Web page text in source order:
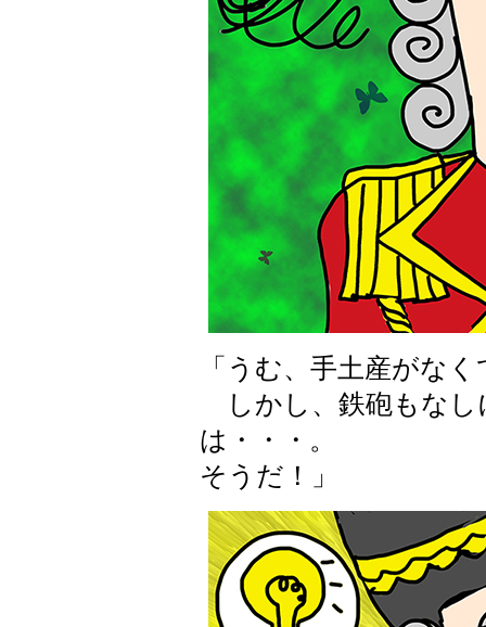
「うむ、手土産がな
しかし、鉄砲もなし
は・・・。
そうだ！」